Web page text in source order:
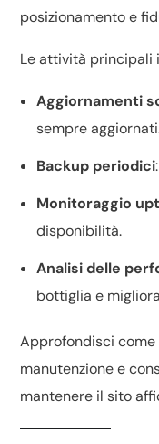
posizionamento e
Le attività principali
Aggiornamenti
sempre
Backup periodici
Monitoraggio
disponibilità.
Analisi delle
bottiglia e
Approfondisci
manutenzionee
mantenere il sito